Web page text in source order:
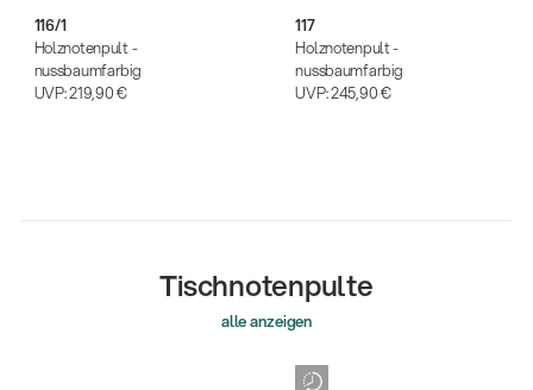
116/1
Holznotenpult -
nussbaumfarbig
UVP:219,90 €
117
Holznotenpult -
nussbaumfarbig
UVP:245,90 €
Tischnotenpulte
alle anzeigen